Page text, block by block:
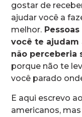
gostar de
ajudar você a
melhor.
você te ajudam
não perceberia
porque não te
você parado
E aqui escrevo
americanos,